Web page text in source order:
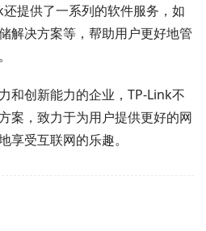
提供了一系列的软件服务，如
解决方案等，帮助用户更好地管
和创新能力的企业，TP-Link不
案，致力于为用户提供更好的网
享受互联网的乐趣。